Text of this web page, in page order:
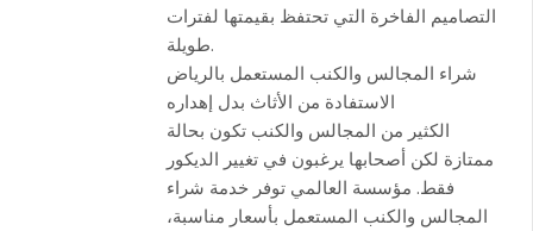
التصاميم الفاخرة التي تحتفظ بقيمتها لفترات
طويلة.
شراء المجالس والكنب المستعمل بالرياض
الاستفادة من الأثاث بدل إهداره
الكثير من المجالس والكنب تكون بحالة
ممتازة لكن أصحابها يرغبون في تغيير الديكور
فقط. مؤسسة العالمي توفر خدمة شراء
المجالس والكنب المستعمل بأسعار مناسبة،